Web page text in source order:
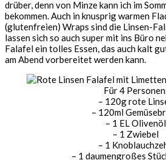
drüber, denn von Minze kann ich im
bekommen. Auch in knusprig warmen
(glutenfreien) Wraps sind die Linsen-
lassen sich so auch super mit ins Büro
Falafel ein tolles Essen, das auch kalt
am Abend vorbereitet werden kann.
Für 4
– 120g rote
– 120ml
– 1 EL Olivenöl
– 1 Zwiebel
– 1
– 1 daumengroßes